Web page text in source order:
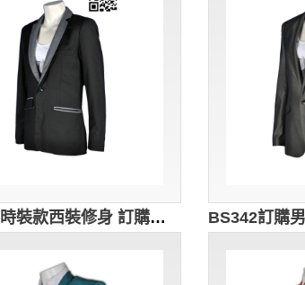
BS345 時裝款西裝修身 訂購團體西裝 男西裝配搭 男西裝褸 行政西裝專門店 男士西裝供應商HK 西裝平肩線